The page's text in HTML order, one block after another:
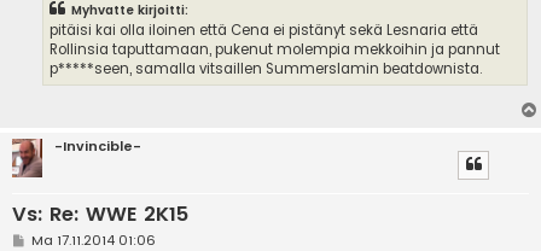
Myhvatte kirjoitti:
pitäisi kai olla iloinen että Cena ei pistänyt sekä Lesnaria että
Rollinsia taputtamaan, pukenut molempia mekkoihin ja pannut
p*****seen, samalla vitsaillen Summerslamin beatdownista.
-Invincible-
Vs: Re: WWE 2K15
VMa 17.11.2014 01:06